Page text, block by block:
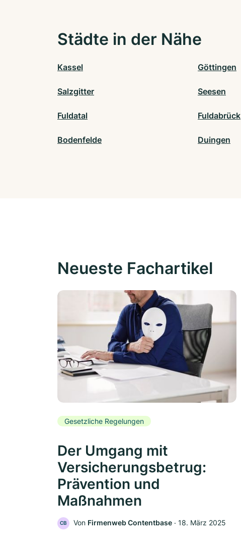
Städte in der Nähe
Kassel Göttingen
Salzgitter Seesen
Fuldatal Fuldabrück
Bodenfelde Duingen
Neueste Fachartikel
Gesetzliche Regelungen
Der Umgang mit
Versicherungsbetrug:
Prävention und
Maßnahmen
CB Von Firmenweb Contentbase ‧ 18. März 2025